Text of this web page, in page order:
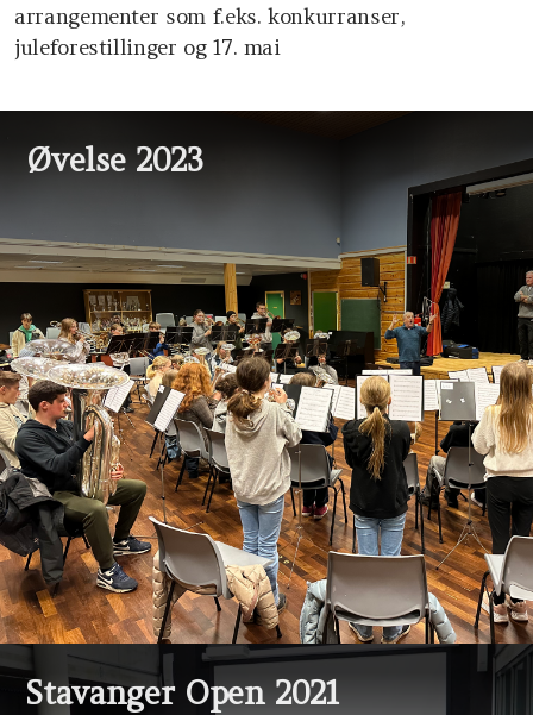
arrangementer som f.eks. konkurranser,
juleforestillinger og 17. mai
Øvelse 2023
Stavanger Open 2021